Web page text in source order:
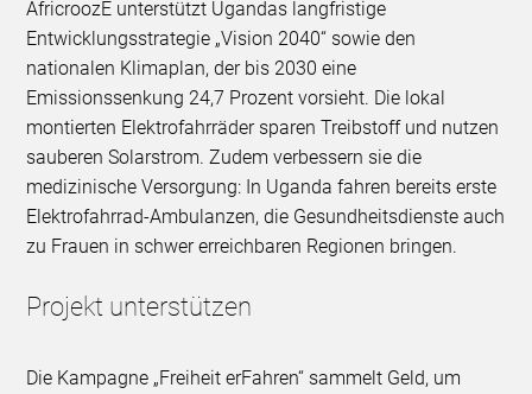
AfricroozE unterstützt Ugandas langfristige
Entwicklungsstrategie „Vision 2040“ sowie den
nationalen Klimaplan, der bis 2030 eine
Emissionssenkung 24,7 Prozent vorsieht. Die lokal
montierten Elektrofahrräder sparen Treibstoff und nutzen
sauberen Solarstrom. Zudem verbessern sie die
medizinische Versorgung: In Uganda fahren bereits erste
Elektrofahrrad-Ambulanzen, die Gesundheitsdienste auch
zu Frauen in schwer erreichbaren Regionen bringen.
Projekt unterstützen
Die Kampagne „Freiheit erFahren“ sammelt Geld, um